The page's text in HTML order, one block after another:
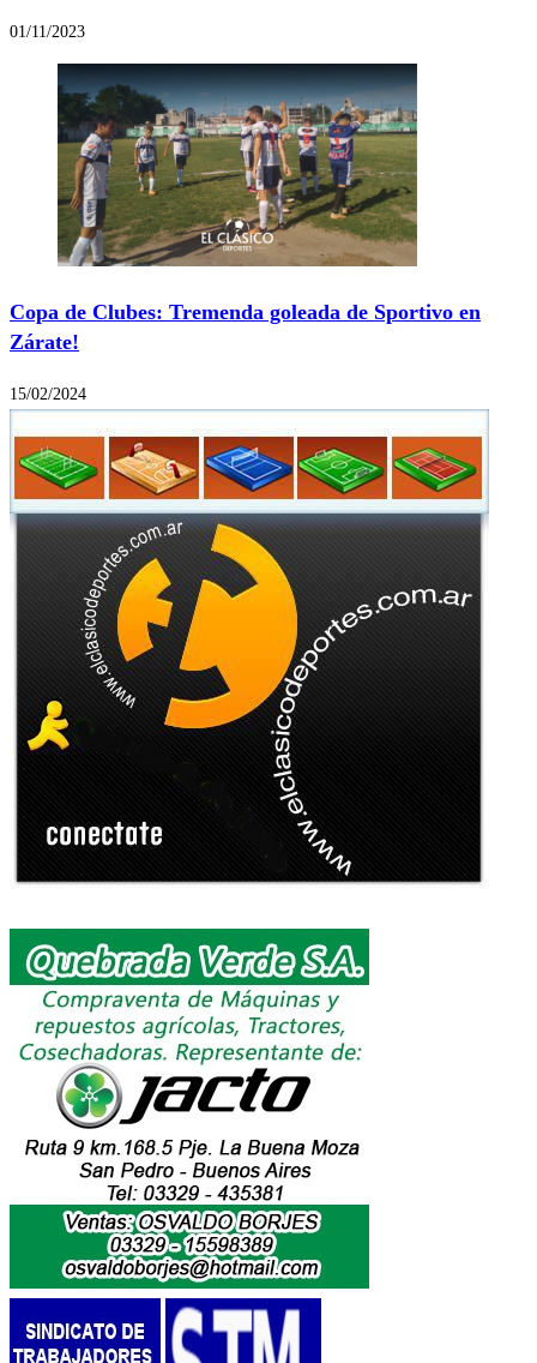
01/11/2023
Copa de Clubes: Tremenda goleada de Sportivo en
Zárate!
15/02/2024